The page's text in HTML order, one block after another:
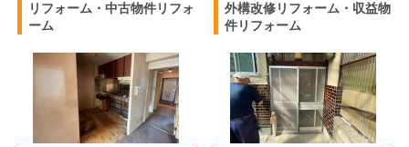
リフォーム・中古物件リフォ
ーム
外構改修リフォーム・収益物
件リフォーム